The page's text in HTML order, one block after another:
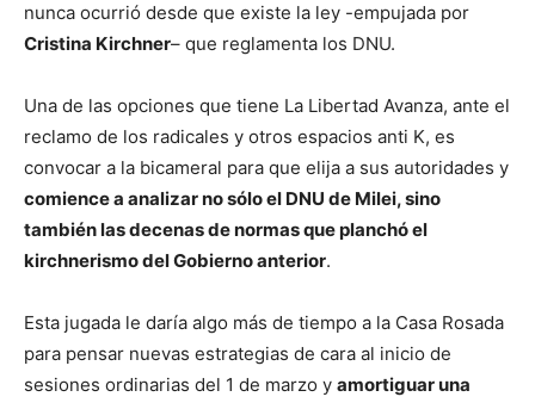
nunca ocurrió desde que existe la ley -empujada por
Cristina Kirchner– que reglamenta los DNU.
Una de las opciones que tiene La Libertad Avanza, ante el
reclamo de los radicales y otros espacios anti K, es
convocar a la bicameral para que elija a sus autoridades y
comience a analizar no sólo el DNU de Milei, sino
también las decenas de normas que planchó el
kirchnerismo del Gobierno anterior.
Esta jugada le daría algo más de tiempo a la Casa Rosada
para pensar nuevas estrategias de cara al inicio de
sesiones ordinarias del 1 de marzo y amortiguar una